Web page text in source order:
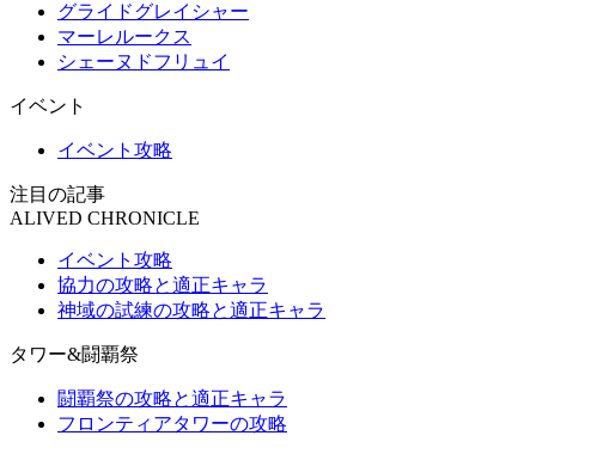
グライドグレイシャー
マーレルークス
シェーヌドフリュイ
イベント
イベント攻略
注目の記事
ALIVED CHRONICLE
イベント攻略
協力の攻略と適正キャラ
神域の試練の攻略と適正キャラ
タワー&闘覇祭
闘覇祭の攻略と適正キャラ
フロンティアタワーの攻略